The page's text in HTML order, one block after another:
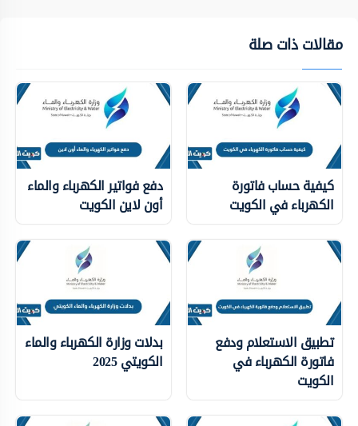
مقالات ذات صلة
كيفية حساب فاتورة
الكهرباء في الكويت
دفع فواتير الكهرباء والماء
أون لاين الكويت
تطبيق الاستعلام ودفع
فاتورة الكهرباء في
الكويت
بدلات وزارة الكهرباء والماء
الكويتي 2025